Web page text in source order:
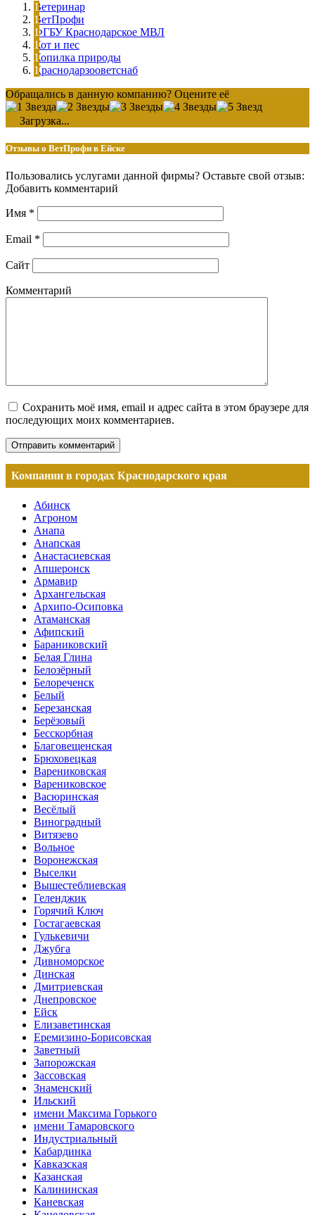
Ветеринар
ВетПрофи
ФГБУ Краснодарское МВЛ
Кот и пес
Копилка природы
Краснодарзооветснаб
Обращались в данную компанию? Оцените её
Загрузка...
Отзывы о ВетПрофи в Ейске
Пользовались услугами данной фирмы? Оставьте свой отзыв:
Добавить комментарий
Имя *
Email *
Сайт
Комментарий
Сохранить моё имя, email и адрес сайта в этом браузере для
последующих моих комментариев.
Компании в городах Краснодарского края
Абинск
Агроном
Анапа
Анапская
Анастасиевская
Апшеронск
Армавир
Архангельская
Архипо-Осиповка
Атаманская
Афипский
Бараниковский
Белая Глина
Белозёрный
Белореченск
Белый
Березанская
Берёзовый
Бесскорбная
Благовещенская
Брюховецкая
Варениковская
Варениковское
Васюринская
Весёлый
Виноградный
Витязево
Вольное
Воронежская
Выселки
Вышестеблиевская
Геленджик
Горячий Ключ
Гостагаевская
Гулькевичи
Джубга
Дивноморское
Динская
Дмитриевская
Днепровское
Ейск
Елизаветинская
Еремизино-Борисовская
Заветный
Запорожская
Зассовская
Знаменский
Ильский
имени Максима Горького
имени Тамаровского
Индустриальный
Кабардинка
Кавказская
Казанская
Калининская
Каневская